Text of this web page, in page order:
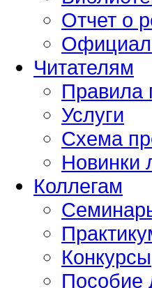
Отчет о
Читателям
Правила
Услуги
Схема
Новинки
Коллегам
Конкурсы
Пособие